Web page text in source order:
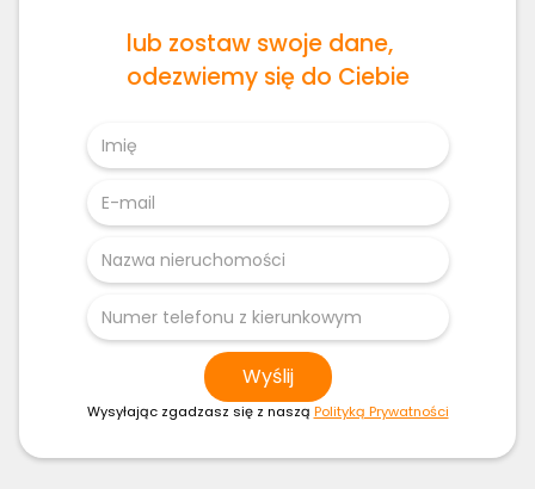
lub zostaw swoje dane,
odezwiemy się do Ciebie
Wysyłając zgadzasz się z naszą Polityką Prywatności